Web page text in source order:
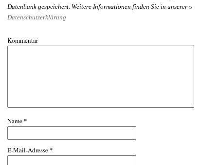
Datenbank gespeichert. Weitere Informationen finden Sie in unserer »
Datenschutzerklärung
Kommentar
Name *
E-Mail-Adresse *